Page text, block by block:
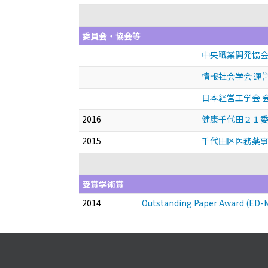
委員会・協会等
中央職業開発協
情報社会学会 運
日本経営工学会
2016
健康千代田２１
2015
千代田区医務薬
受賞学術賞
2014
Outstanding Paper Award (ED-